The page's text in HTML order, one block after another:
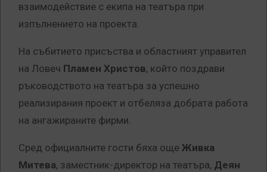
взаимодействие с екипа на театъра при
изпълнението на проекта.
На събитието присъства и областният управител
на Ловеч Пламен Христов, който поздрави
ръководството на театъра за успешно
реализирания проект и отбеляза добрата работа
на ангажираните фирми.
Сред официалните гости бяха още Живка
Митева, заместник-директор на театъра, Деян